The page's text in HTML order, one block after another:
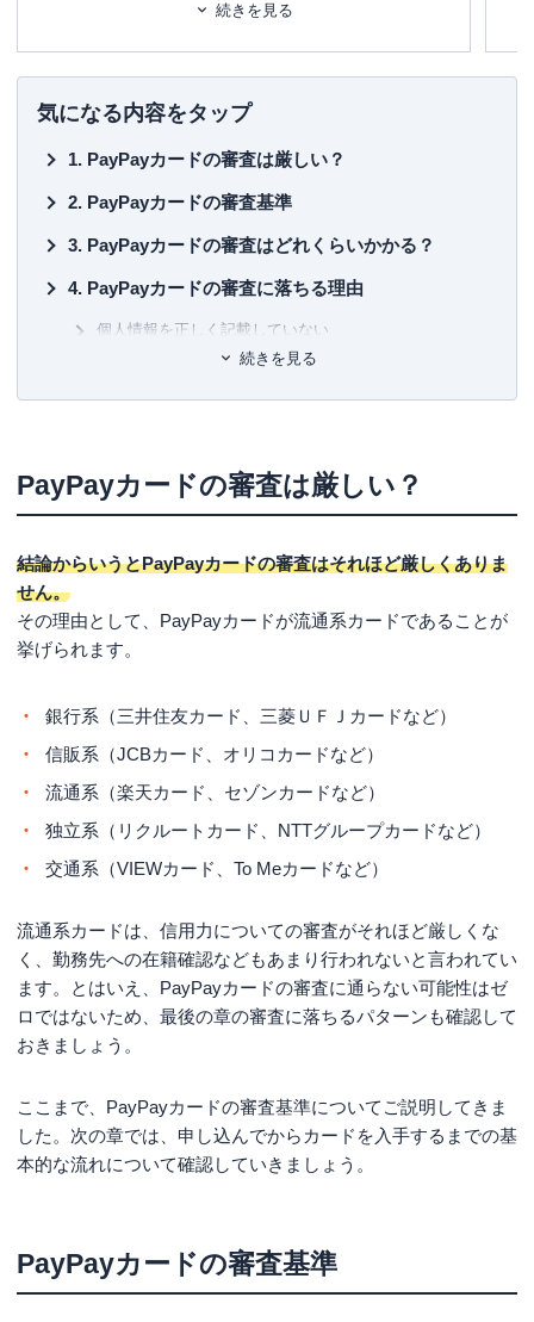
年間に渡って業界の定点観測をしている。
主な著書としては、
」（中経出版・現カドカワ）
「 「信用力」格差社会」（東洋経済新報社）
「 信用偏差値 」（文春新書）
クレジットカード・サバイバル戦争
社）
「キャッシュレス覇権戦争」（ＮＨＫ出版）
シュレスの生き字引として情報発信を続けている。
ス道場」オープン。
続きを見る
め
気になる内容をタップ
PayPayカードの審査は厳しい？
PayPayカードの審査基準
PayPayカードの審査はどれくらいかかる？
PayPayカードの審査に落ちる理由
個人情報を正しく記載していない
過去に金融事故がある
キャッシングやローンなどで借入金額が多い
PayPayカードの審査に落ちたときの対処法
PayPayカード入手までの流れ
（1）Yahoo! JAPAN IDを取得する
（3）審査結果を待つ
（4）カードを受け取る
（5）ご利用手続きとYahoo! ウォレットへの登録
Q.学生でもPayPayカードは作れる？
Q.無職でもPayPayカードは作れる？
Q.PayPayゴールドカードの切り替え審査で落ちること
はある？
が変わる？
まとめ
続きを見る
PayPayカードの審査は厳しい？
結論からいうとPayPayカードの審査はそれほど厳しくありま
せん。
その理由として、PayPayカードが流通系カードであることが
挙げられます。
銀行系（三井住友カード、三菱ＵＦＪカードなど）
信販系（JCBカード、オリコカードなど）
流通系（楽天カード、セゾンカードなど）
独立系（リクルートカード、NTTグループカードなど）
交通系（VIEWカード、To Meカードなど）
流通系カードは、信用力についての審査がそれほど厳しくな
く、勤務先への在籍確認などもあまり行われないと言われてい
ます。とはいえ、PayPayカードの審査に通らない可能性はゼ
ロではないため、最後の章の審査に落ちるパターンも確認して
おきましょう。
ここまで、PayPayカードの審査基準についてご説明してきま
した。次の章では、申し込んでからカードを入手するまでの基
本的な流れについて確認していきましょう。
PayPayカードの審査基準